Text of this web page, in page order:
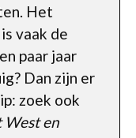
Het
vaak de
paar jaar
Dan zijn er
zoek ook
West en